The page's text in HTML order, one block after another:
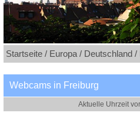
Startseite / Europa / Deutschland /
Webcams in Freiburg